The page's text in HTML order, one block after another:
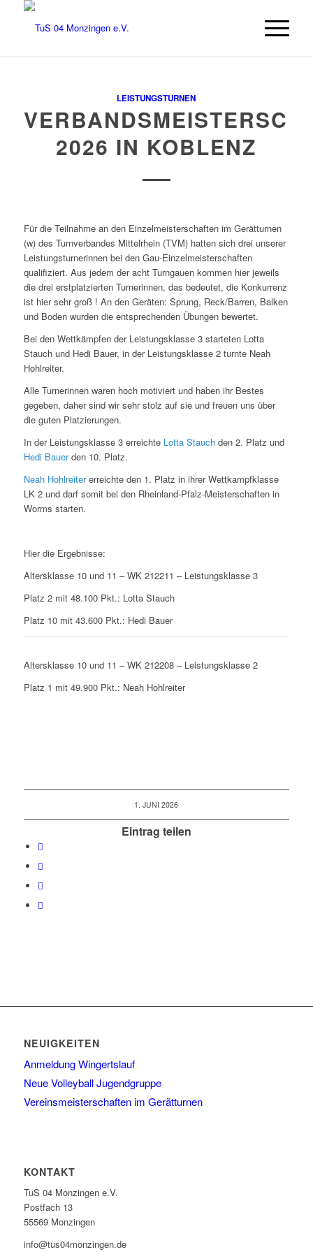
LEISTUNGSTURNEN
2026 IN KOBLENZ
Für die Teilnahme an den Einzelmeisterschaften im Gerätturnen
(w) des Turnverbandes Mittelrhein (TVM) hatten sich drei unserer
Leistungsturnerinnen bei den Gau-Einzelmeisterschaften
qualifiziert. Aus jedem der acht Turngauen kommen hier jeweils
die drei erstplatzierten Turnerinnen, das bedeutet, die Konkurrenz
ist hier sehr groß ! An den Geräten: Sprung, Reck/Barren, Balken
und Boden wurden die entsprechenden Übungen bewertet.
Bei den Wettkämpfen der Leistungsklasse 3 starteten Lotta
Stauch und Hedi Bauer, in der Leistungsklasse 2 turnte Neah
Hohlreiter.
Alle Turnerinnen waren hoch motiviert und haben ihr Bestes
gegeben, daher sind wir sehr stolz auf sie und freuen uns über
die guten Platzierungen.
In der Leistungsklasse 3 erreichte Lotta Stauchden 2. Platz und
Hedi Bauerden 10. Platz.
Neah Hohlreitererreichte den 1. Platz in ihrer Wettkampfklasse
LK 2 und darf somit bei den Rheinland-Pfalz-Meisterschaften in
Worms starten.
Hier die Ergebnisse:
Altersklasse 10 und 11 – WK 212211 – Leistungsklasse 3
Platz 2 mit 48.100 Pkt.: Lotta Stauch
Platz 10 mit 43.600 Pkt.: Hedi Bauer
Altersklasse 10 und 11 – WK 212208 – Leistungsklasse 2
Platz 1 mit 49.900 Pkt.: Neah Hohlreiter
1. JUNI 2026
Eintrag teilen
NEUIGKEITEN
Anmeldung Wingertslauf
Neue Volleyball Jugendgruppe
Vereinsmeisterschaften im Gerätturnen
KONTAKT
TuS 04 Monzingen e.V.
Postfach 13
55569 Monzingen
info@tus04monzingen.de